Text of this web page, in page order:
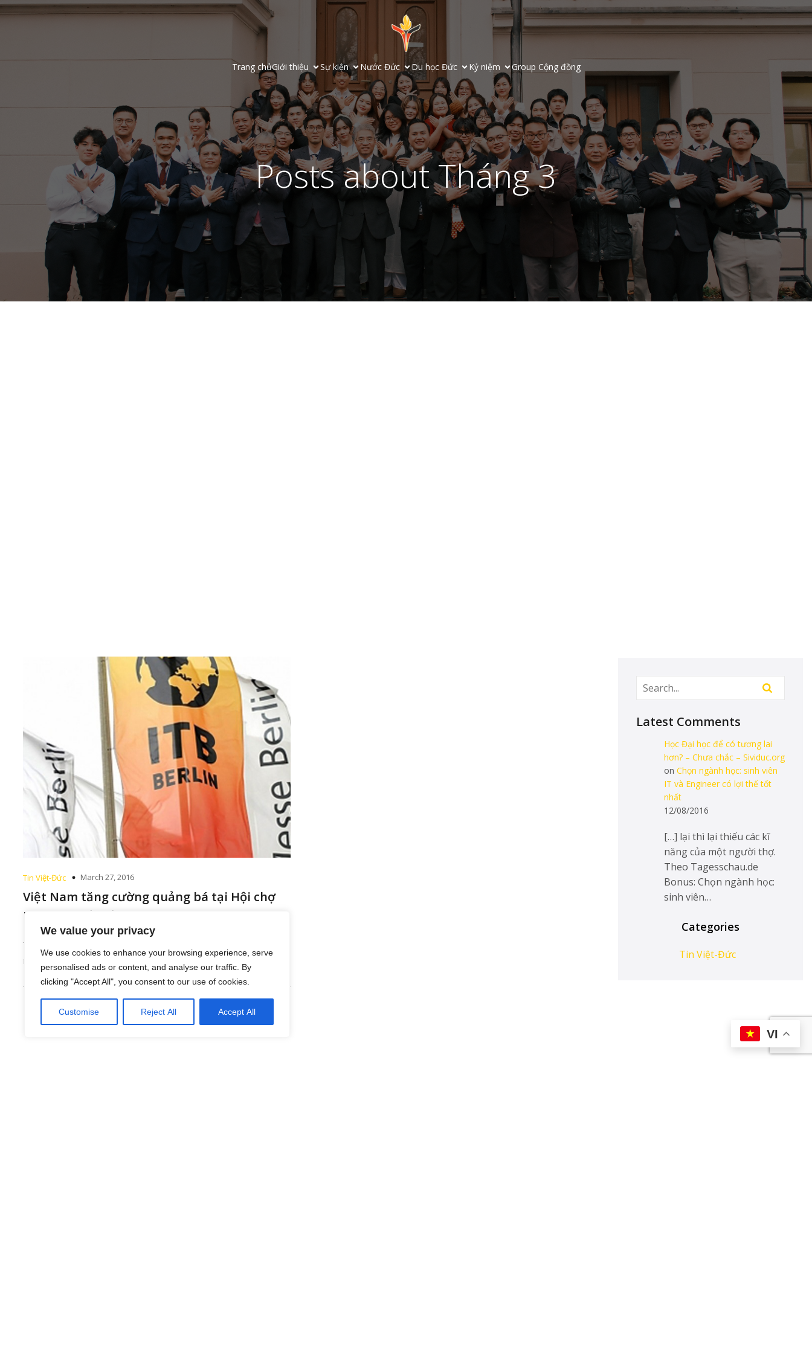
We value your privacy
We use cookies to enhance your browsing experience, serve
personalised ads or content, and analyse our traffic. By
clicking "Accept All", you consent to our use of cookies.
Customise Reject All Accept All
Trang chủGiới thiệu Sự kiện Nước Đức Du học Đức Kỷ niệm Group Cộng đồng
Posts about Tháng 3
Tin Việt-Đức March 27, 2016
Việt Nam tăng cường quảng bá tại Hội chợ
Du lịch Quốc tế Berlin
Tại Hội chợ Du lịch Quốc tế Berlin (ITB), hội chợ du lịch lớn
nhất thế giới,[…]
Latest Comments
Học Đại học để có tương lai
hơn? – Chưa chắc – Sividuc.org
on Chọn ngành học: sinh viên
IT và Engineer có lợi thế tốt
nhất
12/08/2016
[…] lại thì lại thiếu các kĩ
năng của một người thợ.
Theo Tagesschau.de
Bonus: Chọn ngành học:
sinh viên…
Categories
Tin Việt-Đức
VI